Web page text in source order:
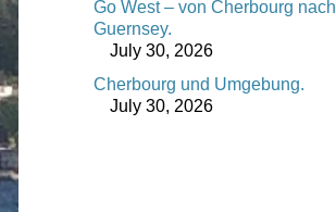
Go West – von Cherbourg nach
Guernsey.
July 30, 2026
Cherbourg und Umgebung.
July 30, 2026